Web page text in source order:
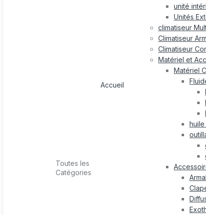
Toutes les
Catégories
Accueil
unité
Unités
climatiseur
Climatiseur
Climatiseur
Matériel et
Matériel